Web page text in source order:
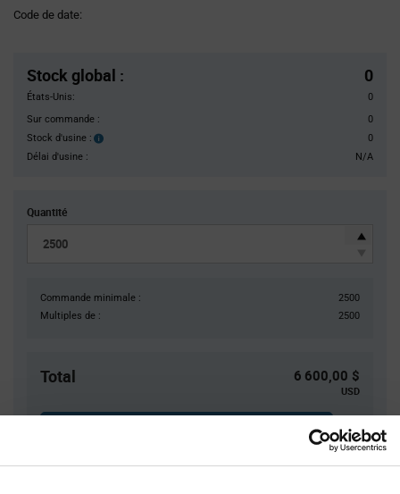
Code de date:
Stock global : 0
États-Unis:
0
Sur commande :
0
Stock d'usine :
Stock
0
Délai d'usine :
N/A
Quantité
Commande minimale :
2500
Multiples de :
2500
Total 6 600,00 $
USD